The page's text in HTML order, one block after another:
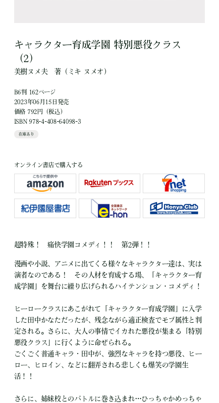
キャラクター育成学園 特別悪役クラス
（2）
美樹ヌメ夫 著 （ミキ ヌメオ）
B6判 162ページ
2023年06月15日発売
価格 792円（税込）
ISBN 978-4-408-64098-3
在庫あり
オンライン書店で購入する
超特殊！ 痛快学園コメディ！！ 第2弾！！
漫画や小説、アニメに出てくる様々なキャラクター達は、実は
演者なのである！ その人材を育成する場、「キャラクター育
成学園」を舞台に繰り広げられるハイテンション・コメディ！
ヒーロークラスにあこがれて「キャラクター育成学園」に入学
した田中かなただったが、残念ながら適正検査でモブ属性と判
定される。さらに、大人の事情でイカれた悪役が集まる「特別
悪役クラス」に行くように命ぜられる。
ごくごく普通キャラ・田中が、強烈なキャラを持つ悪役、ヒー
ロー、ヒロイン、などに翻弄される悲しくも爆笑の学園生
活！！
さらに、姉妹校とのバトルに巻き込まれ…ひっちゃかめっちゃ